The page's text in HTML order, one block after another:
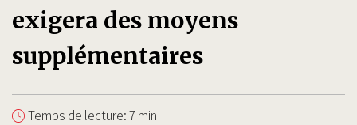
exigera des moyens
supplémentaires
Temps de lecture: 7 min